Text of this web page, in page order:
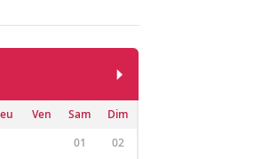
Ven Sam
Dim
01
02